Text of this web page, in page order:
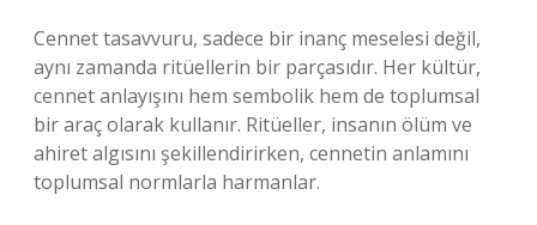
Cennet tasavvuru, sadece bir inanç meselesi değil,
aynı zamanda ritüellerin bir parçasıdır. Her kültür,
cennet anlayışını hem sembolik hem de toplumsal
bir araç olarak kullanır. Ritüeller, insanın ölüm ve
ahiret algısını şekillendirirken, cennetin anlamını
toplumsal normlarla harmanlar.